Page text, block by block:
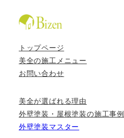
トップページ
美全の施工メニュー
お問い合わせ
美全が選ばれる理由
外壁塗装・屋根塗装の施工事例
外壁塗装マスター